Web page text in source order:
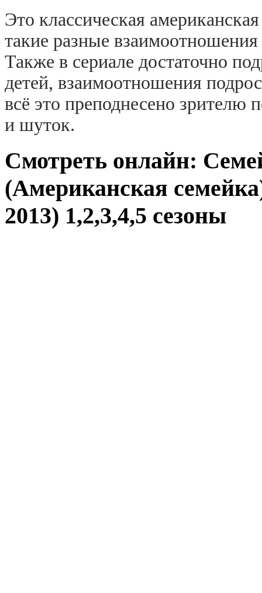
Это классическая
такие разные
Также в сериале достаточно
детей, взаимоотношения
всё это преподнесено
и шуток.
Смотреть онлайн:
(Американская
2013) 1,2,3,4,5 сезоны